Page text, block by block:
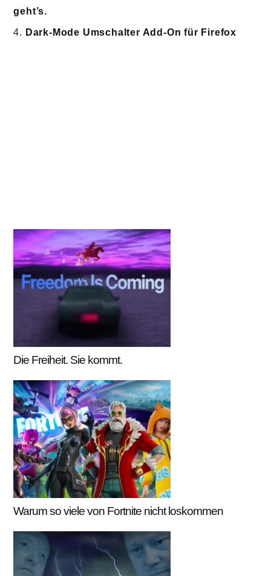
geht’s.
Dark-Mode Umschalter Add-On für Firefox
Die Freiheit. Sie kommt.
Warum so viele von Fortnite nicht loskommen